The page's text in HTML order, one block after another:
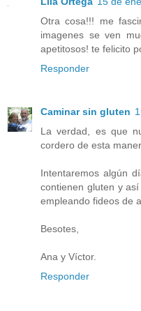
Otra cosa!!! me
imagenes se ven
apetitosos! te felicito
Responder
Caminar sin gluten
La verdad, es que
cordero de esta
Intentaremos algún
contienen gluten y
empleando fideos de
Besotes,
Ana y Víctor.
Responder